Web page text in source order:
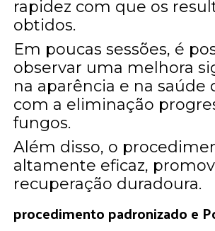
rapidez com que os
obtidos.
Em poucas sessões, é
observar uma melhora
na aparência e na saúde
com a eliminação
fungos.
Além disso, o
altamente eficaz,
recuperação duradoura.
procedimento padronizado e